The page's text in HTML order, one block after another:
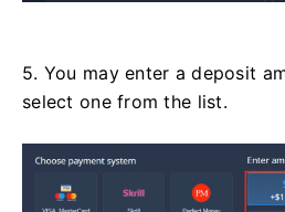
5. You may enter a deposit
select one from the list.